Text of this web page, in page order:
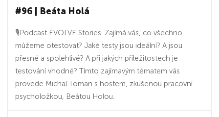
#96 | Beáta Holá
🎙Podcast EVOLVE Stories. Zajímá vás, co všechno
můžeme otestovat? Jaké testy jsou ideální? A jsou
přesné a spolehlivé? A při jakých příležitostech je
testování vhodné? Tímto zajímavým tématem vás
provede Michal Toman s hostem, zkušenou pracovní
psycholožkou, Beátou Holou.